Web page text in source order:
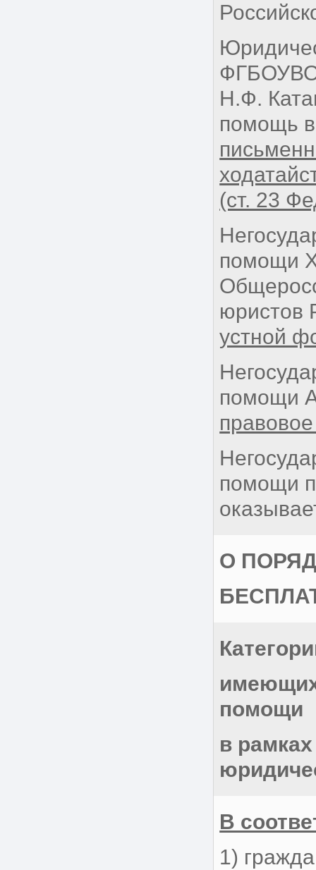
ФГБОУВО
Н.Ф.
помощь
(ст. 23
помощи
юристов
устной
помощи
помощи
О
помощи
в
В
1)